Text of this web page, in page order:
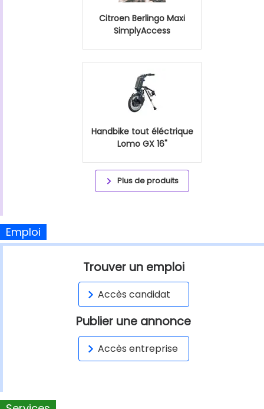
Citroen Berlingo Maxi
SimplyAccess
Handbike tout éléctrique
Lomo GX 16"
Plus de produits
Emploi
Trouver un emploi
Accès candidat
Publier une annonce
Accès entreprise